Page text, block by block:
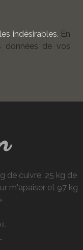
indésirables. En
de vos
de cuivre, 25 kg de
m'apaiser et 97 kg